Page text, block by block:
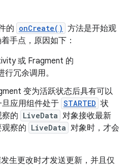
的 onCreate() 方法是开始观
手点，原因如下：
或 Fragment 的
行冗余调用。
变为活跃状态后具有可以
应用组件处于 STARTED 状
的 LiveData 对象接收最新
察的 LiveData 对象时，才会
生更改时才发送更新，并且仅